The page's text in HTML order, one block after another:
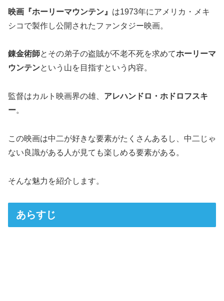
映画『ホーリーマウンテン』 は1973年にアメリカ・メキ
シコで製作し公開されたファンタジー映画。
錬金術師とその弟子の盗賊が不老不死を求めてホーリーマ
ウンテンという山を目指すという内容。
監督はカルト映画界の雄、 アレハンドロ・ホドロフスキ
ー。
この映画は中二が好きな要素がたくさんあるし、中二じゃ
ない良識がある人が見ても楽しめる要素がある。
そんな魅力を紹介します。
あらすじ